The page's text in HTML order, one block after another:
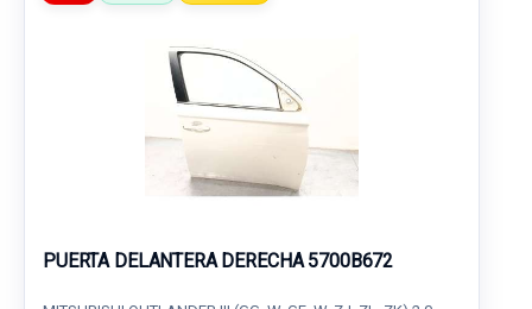
PUERTA DELANTERA DERECHA 5700B672